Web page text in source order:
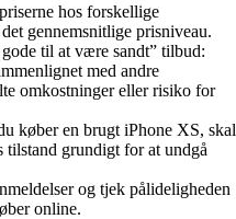
hos forskellige
gennemsnitlige prisniveau.
til at være sandt” tilbud:
med andre
omkostninger eller risiko for
køber en brugt iPhone XS, skal
tilstand grundigt for at undgå
og tjek pålideligheden
online.